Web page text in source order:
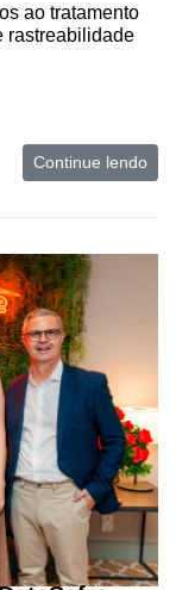
ao tratamento
rastreabilidade
Continue lendo